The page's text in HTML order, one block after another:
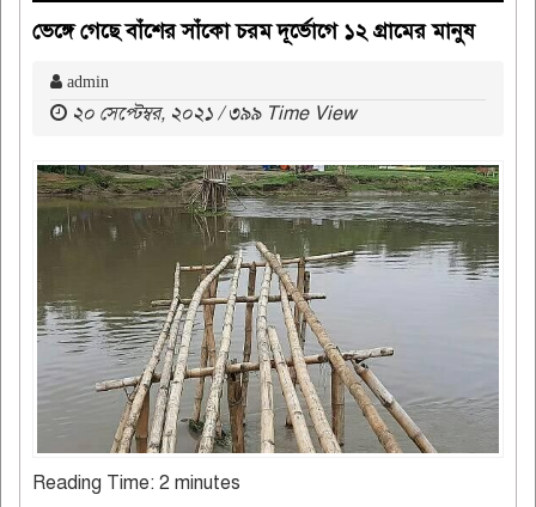
ভেঙ্গে গেছে বাঁশের সাঁকো চরম দূর্ভোগে ১২ গ্রামের মানুষ
admin
২০ সেপ্টেম্বর, ২০২১ / ৩৯৯ Time View
Reading Time: 2 minutes